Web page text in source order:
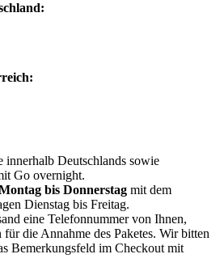
innerhalb Deutschlands sowie
Go overnight.
bis Donnerstag mit dem
Dienstag bis Freitag.
eine Telefonnummer von Ihnen,
die Annahme des Paketes. Wir bitten
Bemerkungsfeld im Checkout mit